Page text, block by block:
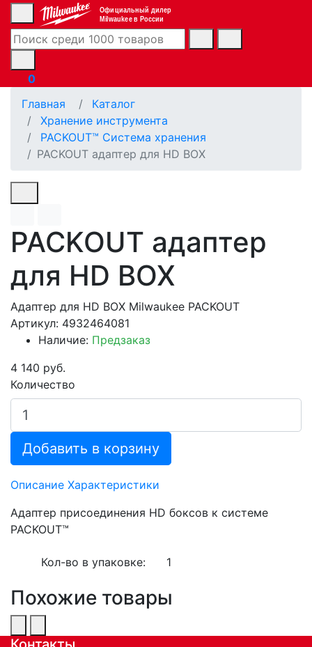
Официальный дилер
Milwaukee в России
0
Главная
Каталог
Хранение инструмента
PACKOUT™ Система хранения
PACKOUT адаптер для HD BOX
PACKOUT адаптер
для HD BOX
Адаптер для HD BOX Milwaukee PACKOUT
Артикул: 4932464081
Наличие: Предзаказ
4 140 руб.
Количество
Добавить в корзину
Описание Характеристики
Адаптер присоединения HD боксов к системе
PACKOUT™
Кол-во в упаковке: 1
Похожие товары